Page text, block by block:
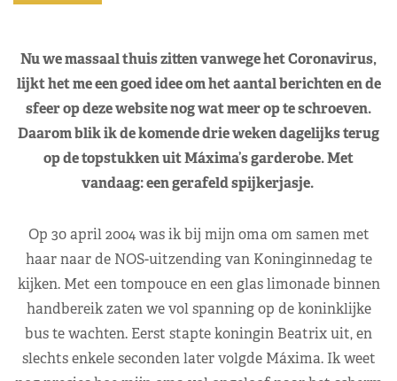
Nu we massaal thuis zitten vanwege het Coronavirus,
lijkt het me een goed idee om het aantal berichten en de
sfeer op deze website nog wat meer op te schroeven.
Daarom blik ik de komende drie weken dagelijks terug
op de topstukken uit Máxima’s garderobe. Met
vandaag: een gerafeld spijkerjasje.
Op 30 april 2004 was ik bij mijn oma om samen met
haar naar de NOS-uitzending van Koninginnedag te
kijken. Met een tompouce en een glas limonade binnen
handbereik zaten we vol spanning op de koninklijke
bus te wachten. Eerst stapte koningin Beatrix uit, en
slechts enkele seconden later volgde Máxima. Ik weet